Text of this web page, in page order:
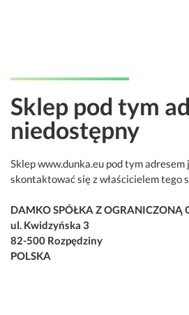
Sklep pod tym
niedostępny
Sklep www.dunka.eu pod tym
skontaktować się z właścicielem tego
DAMKO SPÓŁKA Z OGRANICZONĄ
ul. Kwidzyńska 3
82-500 Rozpędziny
POLSKA